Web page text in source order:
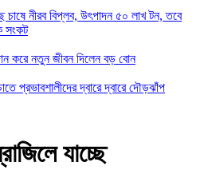
চাষে নীরব বিপ্লব, উৎপাদন ৫০ লাখ টন, তবে
সংকট
করে নতুন জীবন দিলেন বড় বোন
প্রভাবশালীদের দ্বারে দ্বারে দৌড়ঝাঁপ
যাচ্ছে